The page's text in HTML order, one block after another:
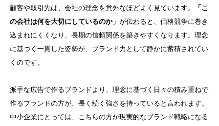
顧客や取引先は、会社の理念を意外なほどよく見ています。
「こ
の会社は何を大切にしているのか」 が伝わると、価格競争に巻き
込まれにくくなり、長期の信頼関係を築きやすくなります。理念
に基づく一貫した姿勢が、ブランド力として静かに蓄積されてい
くのです。
派手な広告で作るブランドより、理念に基づく日々の積み重ねで
作るブランドの方が、長く続く強さを持っていると言われます。
中小企業にとっては、こちらの方が現実的なブランド戦略になる